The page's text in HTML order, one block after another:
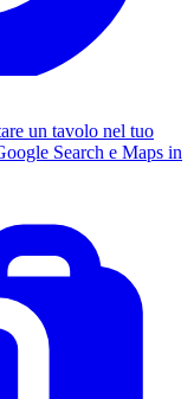
un tavolo nel tuo
Search e Maps in